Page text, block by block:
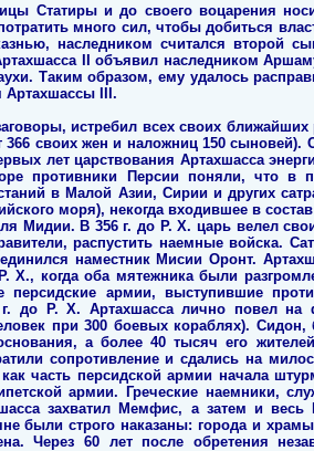
Статиры и до своего воцарения
много сил, чтобы добиться
наследником считался второй
II объявил наследником
Таким образом, ему удалось
Артахшассы III.
истребил всех своих ближайших
своих жен и наложниц 150
лет царствования Артахшасса
противники Персии поняли, что в
в Малой Азии, Сирии и других
моря), некогда входившее в
Мидии. В 356 г. до Р. Х. царь велел
распустить наемные войска.
наместник Мисии Оронт.
Х., когда оба мятежника были
персидские армии, выступившие
до Р. Х. Артахшасса лично повел на
при 300 боевых кораблях). Сидон,
а более 40 тысяч его
сопротивление и сдались на
часть персидской армии начала
армии. Греческие наемники,
захватил Мемфис, а затем и весь
были строго наказаны: города и
Через 60 лет после обретения